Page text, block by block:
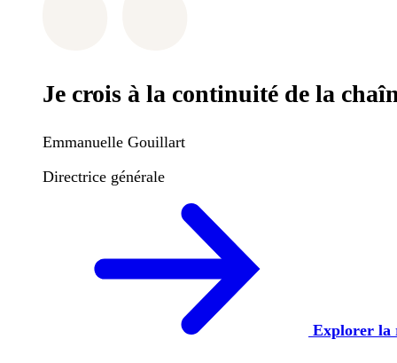
Je crois à la continuité de la
Emmanuelle Gouillart
Directrice générale
Explorer la